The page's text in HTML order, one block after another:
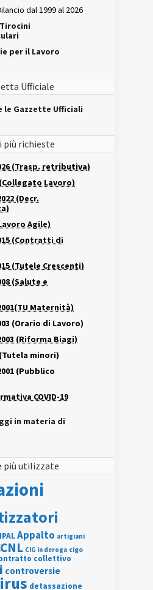
dal 1999 al 2026
Tirocini
per il Lavoro
Ufficiale
Gazzette Ufficiali
più richieste
(Trasp. retributiva)
(Collegato Lavoro)
(Decr.
Agile)
(Contratti di
(Tutele Crescenti)
(Salute e
Maternità)
(Orario di Lavoro)
(Riforma Biagi)
(Tutela minori)
(Pubblico
COVID-19
in materia di
più utilizzate
Appalto artigiani
CIG in deroga cigo
collettivo
controversie
detassazione